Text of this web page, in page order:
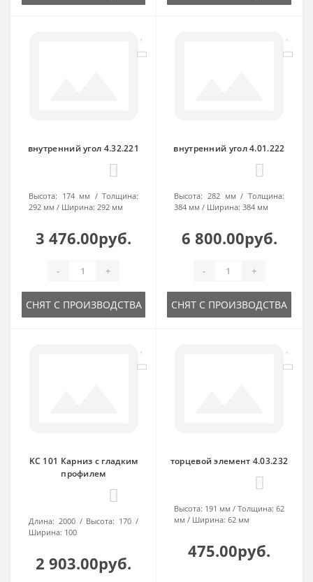
внутренний угол 4.32.221
Высота: 174 мм
Толщина:
292 мм
Ширина: 292 мм
3 476.00руб.
- +
СНЯТ С ПРОИЗВОДСТВА
внутренний угол 4.01.222
Высота: 282 мм
Толщина:
384 мм
Ширина: 384 мм
6 800.00руб.
- +
СНЯТ С ПРОИЗВОДСТВА
KC 101 Карниз с гладким
профилем
Длина: 2000 Высота: 170
Ширина: 100
2 903.00руб.
торцевой элемент 4.03.232
Высота: 191 мм Толщина: 62
мм
Ширина: 62 мм
475.00руб.